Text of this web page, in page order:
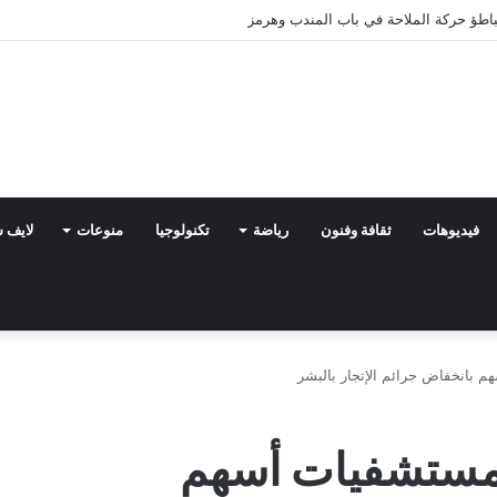
فيديوهات ثقافة وفنون رياضة تكنولوجيا منوعات لايف
بانخفاض جرائم الإتجار بالبشر
أسهم